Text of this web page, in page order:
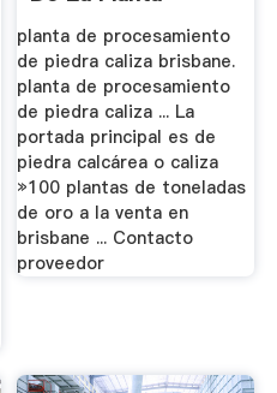
planta de procesamiento
de piedra caliza brisbane.
planta de procesamiento
de piedra caliza ... La
portada principal es de
piedra calcárea o caliza
»100 plantas de toneladas
de oro a la venta en
brisbane ... Contacto
proveedor